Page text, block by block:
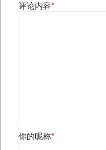
评论内容*
你的昵称*